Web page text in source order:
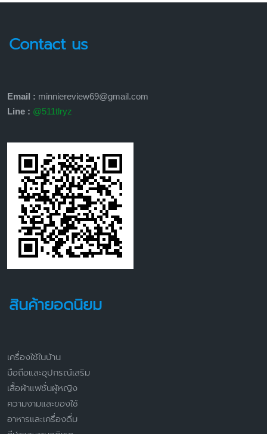
Contact us
Email : minniereview69@gmail.com
Line : @511tlryz
สินค้ายอดนิยม
เครื่องใช้ในบ้าน
มือถือและอุปกรณ์เสริม
เสื้อผ้าแฟชั่นผู้หญิง
ความงามและของใช้
อาหารและเครื่องดื่ม